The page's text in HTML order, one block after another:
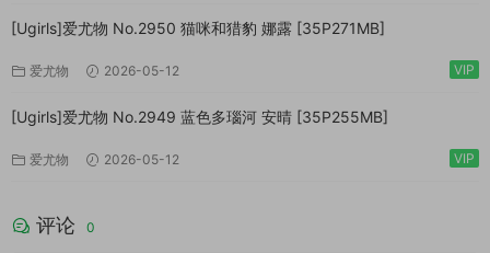
[Ugirls]爱尤物 No.2950 猫咪和猎豹 娜露 [35P271MB]
爱尤物 2026-05-12 VIP
[Ugirls]爱尤物 No.2949 蓝色多瑙河 安晴 [35P255MB]
爱尤物 2026-05-12 VIP
评论 0